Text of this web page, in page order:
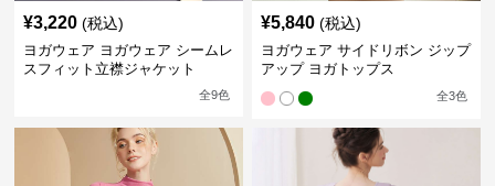
¥3,220 (税込)
ヨガウェア ヨガウェア シームレ
スフィット立襟ジャケット
全9色
¥5,840 (税込)
ヨガウェア サイドリボン ジップ
アップ ヨガトップス
全3色